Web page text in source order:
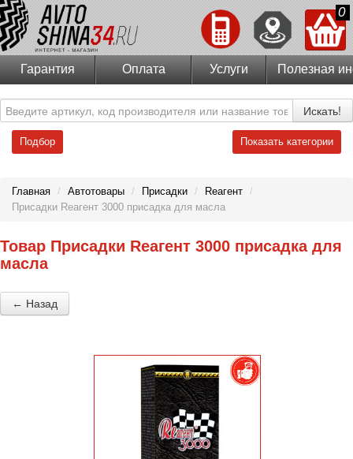
0
Гарантия Оплата Услуги Полезная
Искать!
Подбор Показать категории
Главная / Автотовары / Присадки / Reагент /
Присадки Reагент 3000 присадка для масла
Товар Присадки Reагент 3000 присадка для
масла
← Назад